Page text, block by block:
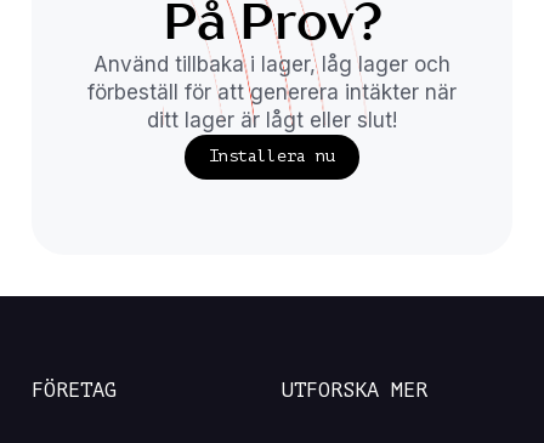
På Prov?
Använd tillbaka i lager, låg lager och
förbeställ för att generera intäkter när
ditt lager är lågt eller slut!
Installera nu
FÖRETAG UTFORSKA MER